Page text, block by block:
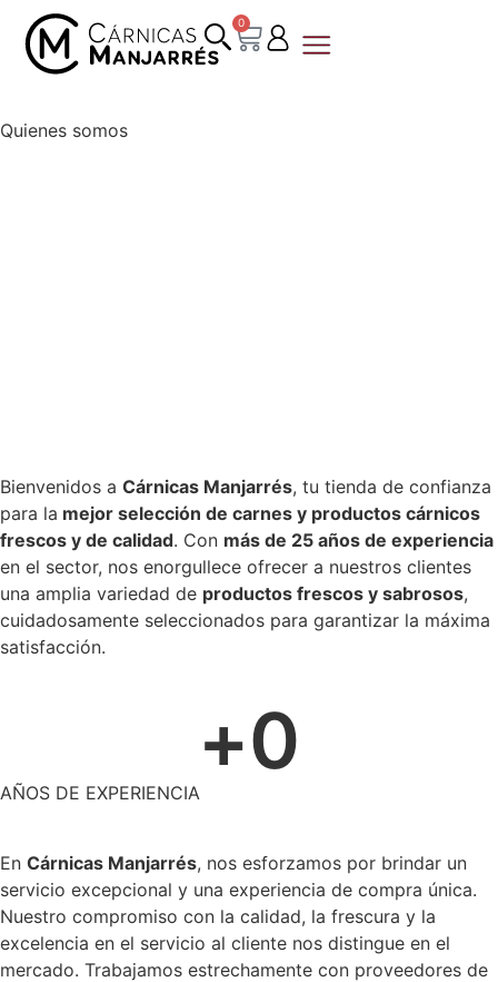
0
Quienes somos
Bienvenidos a Cárnicas Manjarrés, tu tienda de confianza
para la mejor selección de carnes y productos cárnicos
frescos y de calidad. Con más de 25 años de experiencia
en el sector, nos enorgullece ofrecer a nuestros clientes
una amplia variedad de productos frescos y sabrosos,
cuidadosamente seleccionados para garantizar la máxima
satisfacción.
+0
AÑOS DE EXPERIENCIA
En Cárnicas Manjarrés, nos esforzamos por brindar un
servicio excepcional y una experiencia de compra única.
Nuestro compromiso con la calidad, la frescura y la
excelencia en el servicio al cliente nos distingue en el
mercado. Trabajamos estrechamente con proveedores de